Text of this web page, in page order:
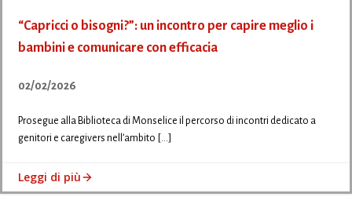
“Capricci o bisogni?”: un incontro per capire meglio i
bambini e comunicare con efficacia
02/02/2026
Prosegue alla Biblioteca di Monselice il percorso di incontri dedicato a
genitori e caregivers nell’ambito […]
Leggi di più